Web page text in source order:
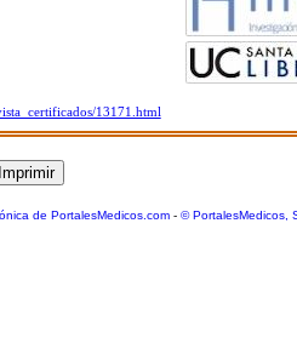
13171.html
de PortalesMedicos.com- © PortalesMedicos,